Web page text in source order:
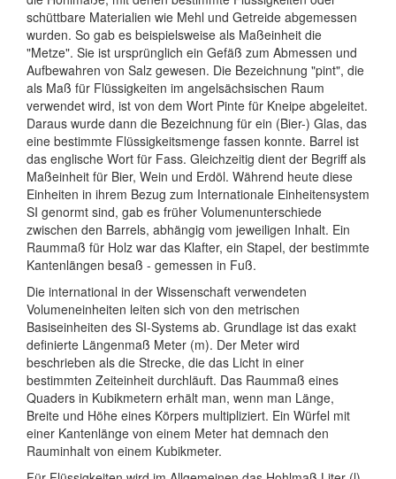
schüttbare Materialien wie Mehl und Getreide abgemessen
wurden. So gab es beispielsweise als Maßeinheit die
"Metze". Sie ist ursprünglich ein Gefäß zum Abmessen und
Aufbewahren von Salz gewesen. Die Bezeichnung "pint", die
als Maß für Flüssigkeiten im angelsächsischen Raum
verwendet wird, ist von dem Wort Pinte für Kneipe abgeleitet.
Daraus wurde dann die Bezeichnung für ein (Bier-) Glas, das
eine bestimmte Flüssigkeitsmenge fassen konnte. Barrel ist
das englische Wort für Fass. Gleichzeitig dient der Begriff als
Maßeinheit für Bier, Wein und Erdöl. Während heute diese
Einheiten in ihrem Bezug zum Internationale Einheitensystem
SI genormt sind, gab es früher Volumenunterschiede
zwischen den Barrels, abhängig vom jeweiligen Inhalt. Ein
Raummaß für Holz war das Klafter, ein Stapel, der bestimmte
Kantenlängen besaß - gemessen in Fuß.
Die international in der Wissenschaft verwendeten
Volumeneinheiten leiten sich von den metrischen
Basiseinheiten des SI-Systems ab. Grundlage ist das exakt
definierte Längenmaß Meter (m). Der Meter wird
beschrieben als die Strecke, die das Licht in einer
bestimmten Zeiteinheit durchläuft. Das Raummaß eines
Quaders in Kubikmetern erhält man, wenn man Länge,
Breite und Höhe eines Körpers multipliziert. Ein Würfel mit
einer Kantenlänge von einem Meter hat demnach den
Rauminhalt von einem Kubikmeter.